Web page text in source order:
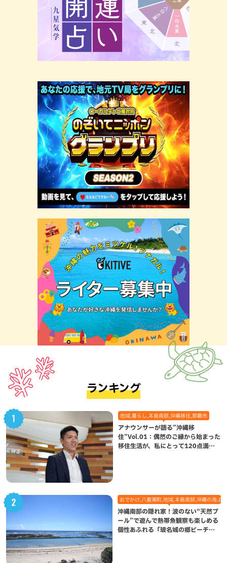
ランキング
地域,暮らし,本島南部,沖縄移住,那覇市
アナウンサーが語る”沖縄移
住”Vol.01：偶然のご縁から始まった
移住生活が、私にとって120点満点
おでかけ,八重瀬町,地域,本島南部,沖縄の海,自
沖縄南部の隠れ家！波のない“天然プ
ール”で遊んで熱帯魚観察も楽しめる
個性あふれる「玻名城の郷ビーチ」